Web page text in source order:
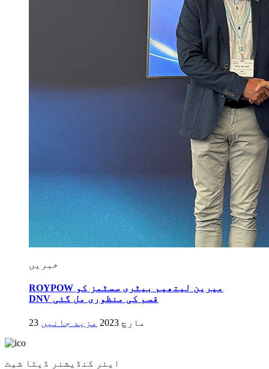
خبریں
ROYPOW میرین لیتھیم بیٹری سسٹمز کو
DNV قسم کی منظوری مل گئی
23 مارچ 2023 مزید جانیں
ایئر کنڈیشنر ڈیٹا شیٹ